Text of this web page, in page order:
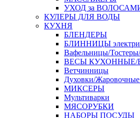
УХОД за
КУЛЕРЫ ДЛЯ ВОДЫ
КУХНЯ
БЛЕНДЕРЫ
БЛИННИЦЫ
Вафельницы/
ВЕСЫ КУХОННЫЕ/
Ветчинницы
Духовки/
МИКСЕРЫ
Мультиварки
МЯСОРУБКИ
НАБОРЫ ПОСУДЫ